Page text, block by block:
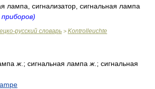
лампа, сигнализатор, сигнальная лампа
русский словарь > Kontrolleuchte
ж. ; сигнальная лампа ж. ; сигнальная